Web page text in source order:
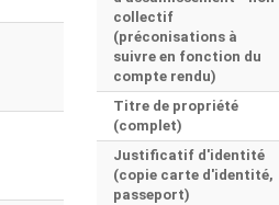
collectif
(préconisations à
suivre en fonction du
compte rendu)
Titre de propriété
(complet)
Justificatif d'identité
(copie carte d'identité,
passeport)